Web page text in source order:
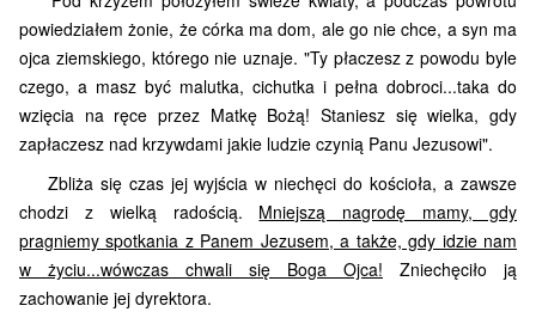
powiedziałem żonie, że córka ma dom, ale go nie chce, a syn ma
ojca ziemskiego, którego nie uznaje. "Ty płaczesz z powodu byle
czego, a masz być malutka, cichutka i pełna dobroci...taka do
wzięcia na ręce przez Matkę Bożą! Staniesz się wielka, gdy
zapłaczesz nad krzywdami jakie ludzie czynią Panu Jezusowi".
Zbliża się czas jej wyjścia w niechęci do kościoła, a zawsze
chodzi z wielką radością. Mniejszą nagrodę mamy, gdy
pragniemy spotkania z Panem Jezusem, a także, gdy idzie nam
w życiu...wówczas chwali się Boga Ojca! Zniechęciło ją
zachowanie jej dyrektora.